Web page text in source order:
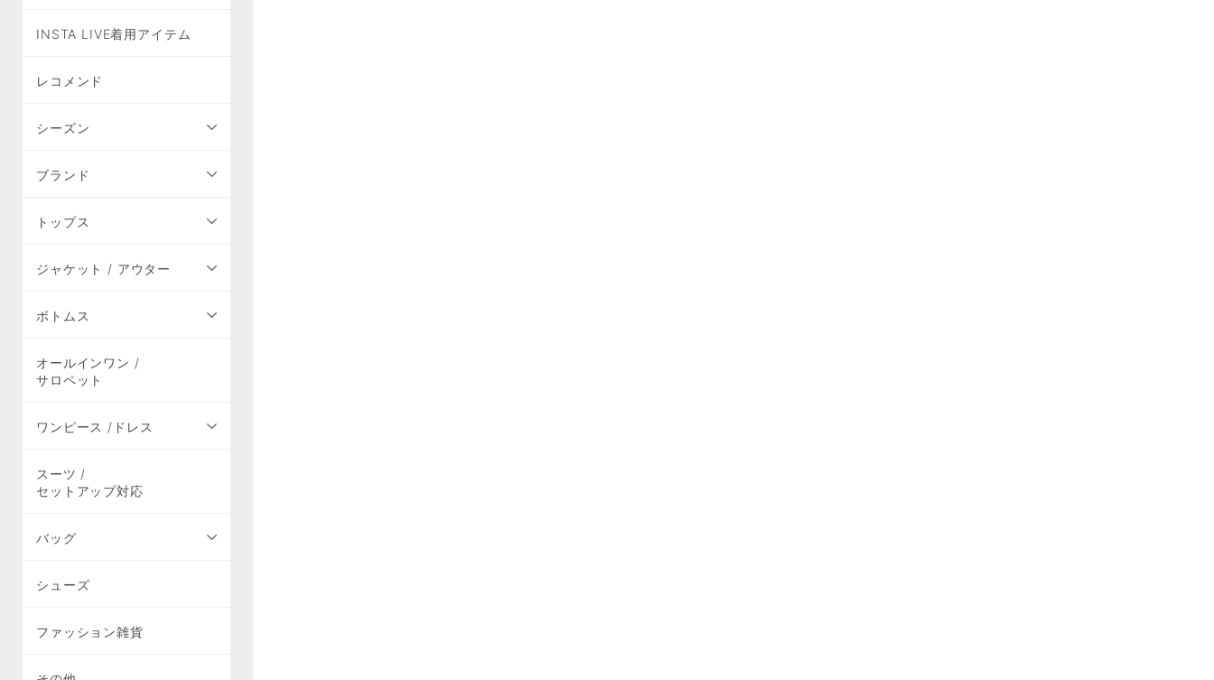
INSTA LIVE着用アイテム
レコメンド
シーズン
ブランド
トップス
ジャケット / アウター
ボトムス
オールインワン /
サロペット
ワンピース /ドレス
スーツ /
セットアップ対応
バッグ
シューズ
ファッション雑貨